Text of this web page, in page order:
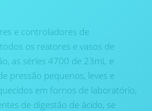
e controladores de
os reatores e vasos de
as séries 4700 de 23mL e
pressão pequenos, leves e
em fornos de laboratório,
de digestão de ácido, se